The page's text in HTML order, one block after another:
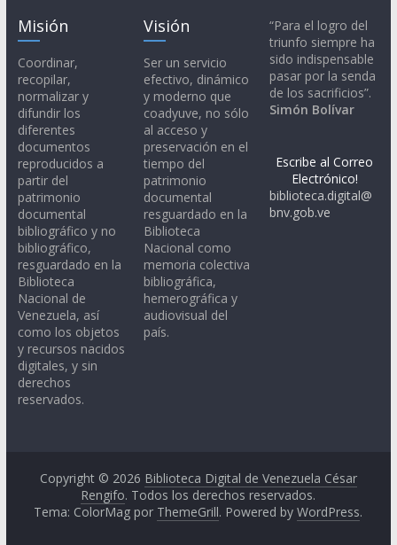
Misión
Coordinar,
recopilar,
normalizar y
difundir los
diferentes
documentos
reproducidos a
partir del
patrimonio
documental
bibliográfico y no
bibliográfico,
resguardado en la
Biblioteca
Nacional de
Venezuela, así
como los objetos
y recursos nacidos
digitales, y sin
derechos
reservados.
Visión
Ser un servicio
efectivo, dinámico
y moderno que
coadyuve, no sólo
al acceso y
preservación en el
tiempo del
patrimonio
documental
resguardado en la
Biblioteca
Nacional como
memoria colectiva
bibliográfica,
hemerográfica y
audiovisual del
país.
“Para el logro del
triunfo siempre ha
sido indispensable
pasar por la senda
de los sacrificios”.
Simón Bolívar
Escribe al Correo
Electrónico!
biblioteca.digital@
bnv.gob.ve
Copyright © 2026 Biblioteca Digital de Venezuela César
Rengifo. Todos los derechos reservados.
Tema: ColorMag por ThemeGrill. Powered byWordPress.